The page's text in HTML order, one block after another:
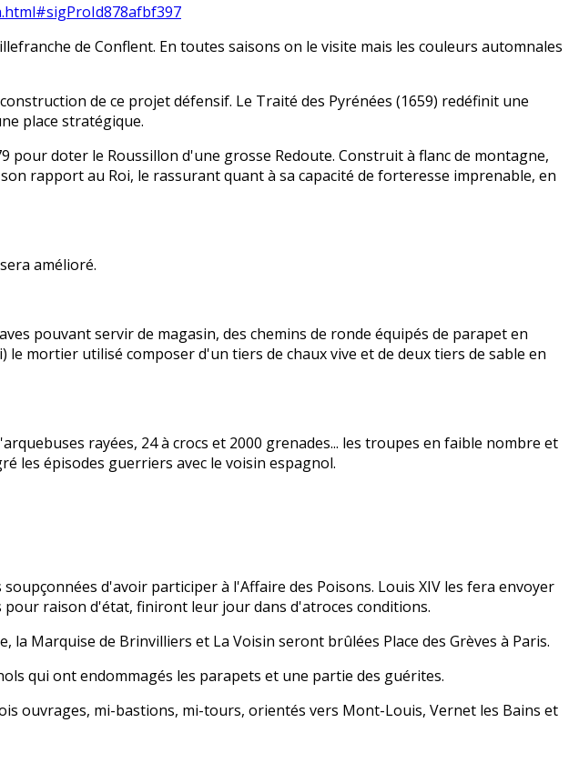
de Conflent. En toutes saisons on le visite mais les couleurs automnales
de ce projet défensif. Le Traité des Pyrénées (1659) redéfinit une
place stratégique.
doter le Roussillon d'une grosse Redoute. Construit à flanc de montagne,
rapport au Roi, le rassurant quant à sa capacité de forteresse imprenable, en
amélioré.
pouvant servir de magasin, des chemins de ronde équipés de parapet en
mortier utilisé composer d'un tiers de chaux vive et de deux tiers de sable en
rayées, 24 à crocs et 2000 grenades... les troupes en faible nombre et
les épisodes guerriers avec le voisin espagnol.
d'avoir participer à l'Affaire des Poisons. Louis XIV les fera envoyer
raison d'état, finiront leur jour dans d'atroces conditions.
Marquise de Brinvilliers et La Voisin seront brûlées Place des Grèves à Paris.
qui ont endommagés les parapets et une partie des guérites.
ouvrages, mi-bastions, mi-tours, orientés vers Mont-Louis, Vernet les Bains et